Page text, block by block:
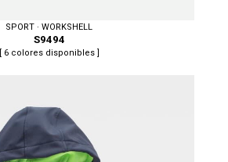
SPORT · WORKSHELL
S9494
[ 6 colores disponibles ]